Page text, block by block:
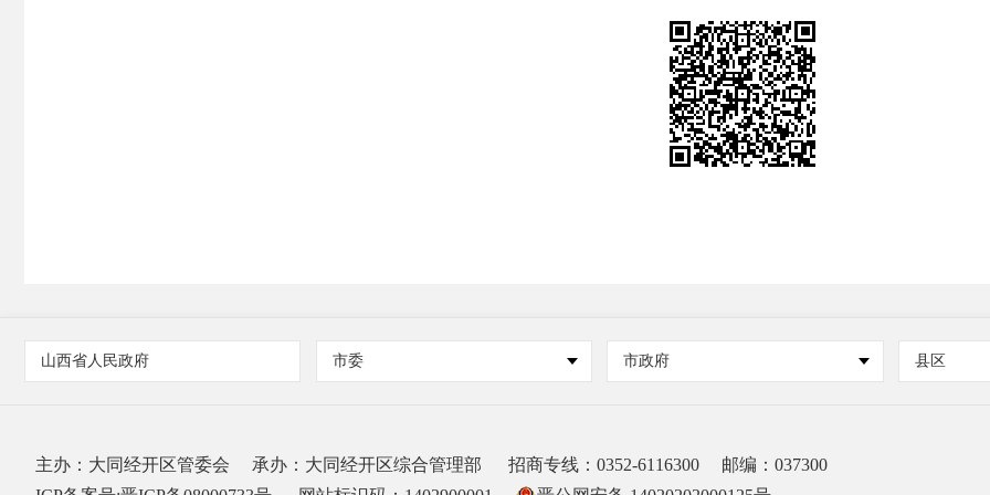
山西省人民政府 市委 市政府 县区
主办：大同经开区管委会 承办：大同经开区综合管理部 招商专线：0352-6116300
邮编：037300